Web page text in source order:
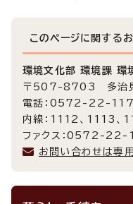
このページに関する
環境文化部 環境課 環
〒507-8703 多治見
電話：0572-22-
内線：1112、1113、
ファクス：0572-22-
お問い合わせは専